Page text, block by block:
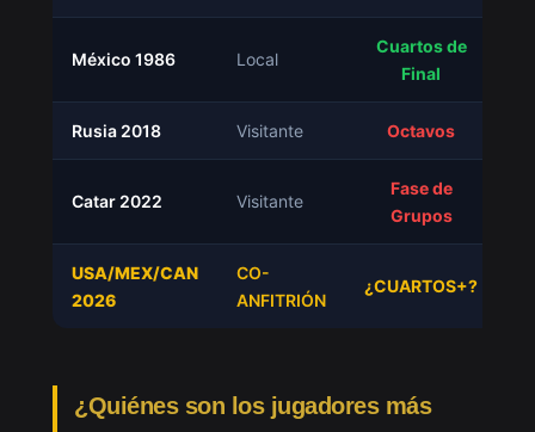
México 1986 Local
Cuartos de
Final
Rusia 2018 Visitante Octavos
Catar 2022 Visitante
Fase de
Grupos
USA/MEX/CAN
2026
CO-
ANFITRIÓN
¿CUARTOS+?
¿Quiénes son los jugadores más